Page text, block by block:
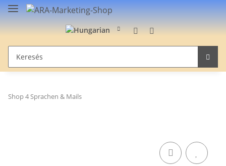
Shop 4 Sprachen & Mails